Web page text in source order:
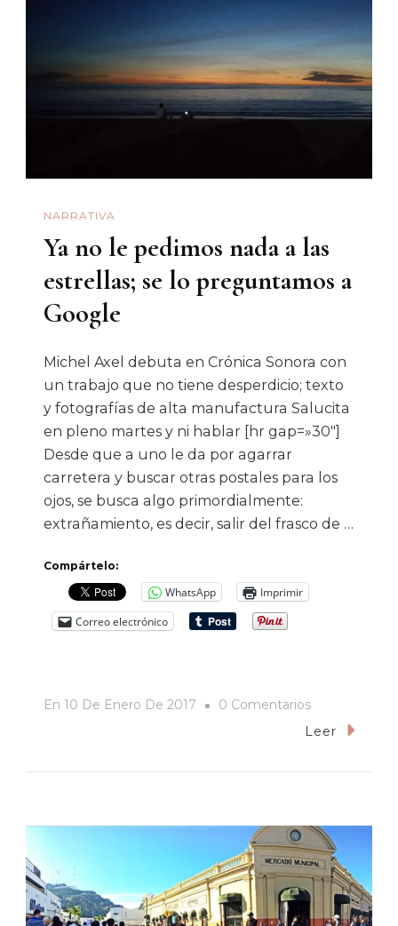
Negra
NARRATIVA
Ya no le pedimos nada a las
estrellas; se lo preguntamos a
Google
Michel Axel​ debuta en Crónica Sonora con
un trabajo que no tiene desperdicio; texto
y fotografías de alta manufactura Salucita
en pleno martes y ni hablar [hr gap=»30″]
Desde que a uno le da por agarrar
carretera y buscar otras postales para los
ojos, se busca algo primordialmente:
extrañamiento, es decir, salir del frasco de …
Compártelo:
WhatsApp
Imprimir
Correo electrónico
En 10 De Enero De 2017 0 ComentariosEn
Ya
Nada
A
Las
Estrellas;
Leer